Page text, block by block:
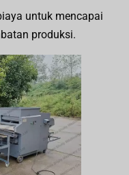
untuk mencapai
produksi.